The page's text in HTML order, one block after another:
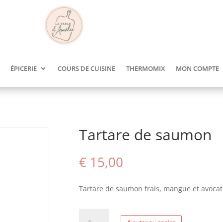
ÉPICERIE COURS DE CUISINE THERMOMIX MON COMPTE
Tartare de saumon
€15,00
Tartare de saumon frais, mangue et avocat